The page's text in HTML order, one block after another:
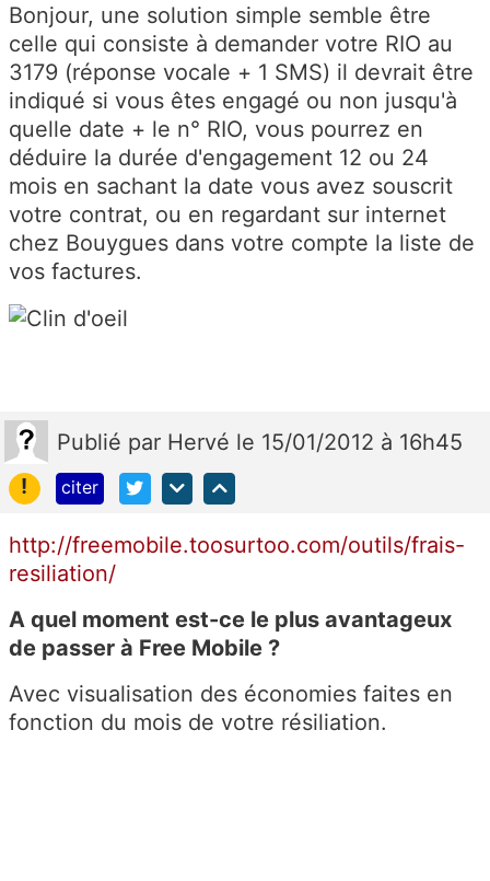
Bonjour, une solution simple semble être
celle qui consiste à demander votre RIO au
3179 (réponse vocale + 1 SMS) il devrait être
indiqué si vous êtes engagé ou non jusqu'à
quelle date + le n° RIO, vous pourrez en
déduire la durée d'engagement 12 ou 24
mois en sachant la date vous avez souscrit
votre contrat, ou en regardant sur internet
chez Bouygues dans votre compte la liste de
vos factures.
Publié par Hervé le 15/01/2012 à 16h45
!
citer
http://freemobile.toosurtoo.com/outils/frais-
resiliation/
A quel moment est-ce le plus avantageux
de passer à Free Mobile ?
Avec visualisation des économies faites en
fonction du mois de votre résiliation.